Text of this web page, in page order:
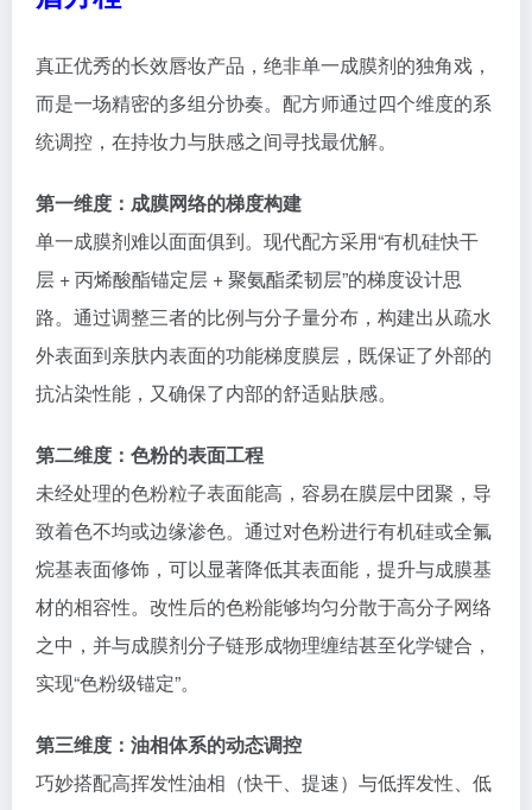
真正优秀的长效唇妆产品，绝非单一成膜剂的独角戏，
而是一场精密的多组分协奏。配方师通过四个维度的系
统调控，在持妆力与肤感之间寻找最优解。
第一维度：成膜网络的梯度构建
单一成膜剂难以面面俱到。现代配方采用“有机硅快干
层 + 丙烯酸酯锚定层 + 聚氨酯柔韧层”的梯度设计思
路。通过调整三者的比例与分子量分布，构建出从疏水
外表面到亲肤内表面的功能梯度膜层，既保证了外部的
抗沾染性能，又确保了内部的舒适贴肤感。
第二维度：色粉的表面工程
未经处理的色粉粒子表面能高，容易在膜层中团聚，导
致着色不均或边缘渗色。通过对色粉进行有机硅或全氟
烷基表面修饰，可以显著降低其表面能，提升与成膜基
材的相容性。改性后的色粉能够均匀分散于高分子网络
之中，并与成膜剂分子链形成物理缠结甚至化学键合，
实现“色粉级锚定”。
第三维度：油相体系的动态调控
巧妙搭配高挥发性油相（快干、提速）与低挥发性、低